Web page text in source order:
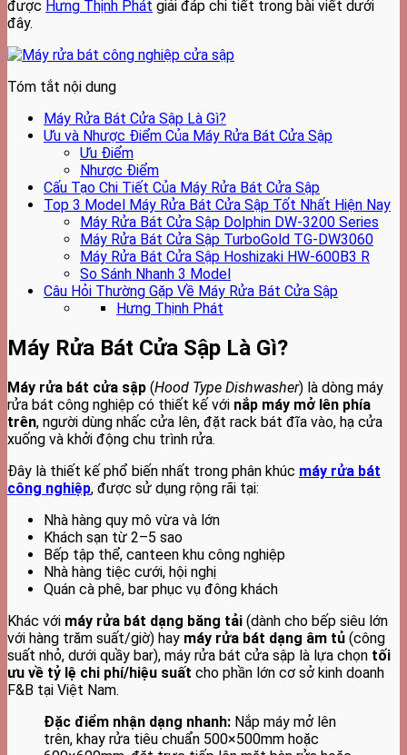
được Hưng Thịnh Phát giải đáp chi tiết trong bài viết dưới
đây.
Tóm tắt nội dung
Máy Rửa Bát Cửa Sập Là Gì?
Ưu và Nhược Điểm Của Máy Rửa Bát Cửa Sập
Ưu Điểm
Nhược Điểm
Cấu Tạo Chi Tiết Của Máy Rửa Bát Cửa Sập
Top 3 Model Máy Rửa Bát Cửa Sập Tốt Nhất Hiện Nay
Máy Rửa Bát Cửa Sập Dolphin DW-3200 Series
Máy Rửa Bát Cửa Sập TurboGold TG-DW3060
Máy Rửa Bát Cửa Sập Hoshizaki HW-600B3 R
So Sánh Nhanh 3 Model
Câu Hỏi Thường Gặp Về Máy Rửa Bát Cửa Sập
Hưng Thịnh Phát
Máy Rửa Bát Cửa Sập Là Gì?
Máy rửa bát cửa sập (Hood Type Dishwasher) là dòng máy
rửa bát công nghiệp có thiết kế với nắp máy mở lên phía
trên, người dùng nhấc cửa lên, đặt rack bát đĩa vào, hạ cửa
xuống và khởi động chu trình rửa.
Đây là thiết kế phổ biến nhất trong phân khúc máy rửa bát
công nghiệp, được sử dụng rộng rãi tại:
Nhà hàng quy mô vừa và lớn
Khách sạn từ 2–5 sao
Bếp tập thể, canteen khu công nghiệp
Nhà hàng tiệc cưới, hội nghị
Quán cà phê, bar phục vụ đông khách
Khác với máy rửa bát dạng băng tải (dành cho bếp siêu lớn
với hàng trăm suất/giờ) hay máy rửa bát dạng âm tủ (công
suất nhỏ, dưới quầy bar), máy rửa bát cửa sập là lựa chọn tối
ưu về tỷ lệ chi phí/hiệu suất cho phần lớn cơ sở kinh doanh
F&B tại Việt Nam.
Đặc điểm nhận dạng nhanh: Nắp máy mở lên
trên, khay rửa tiêu chuẩn 500×500mm hoặc